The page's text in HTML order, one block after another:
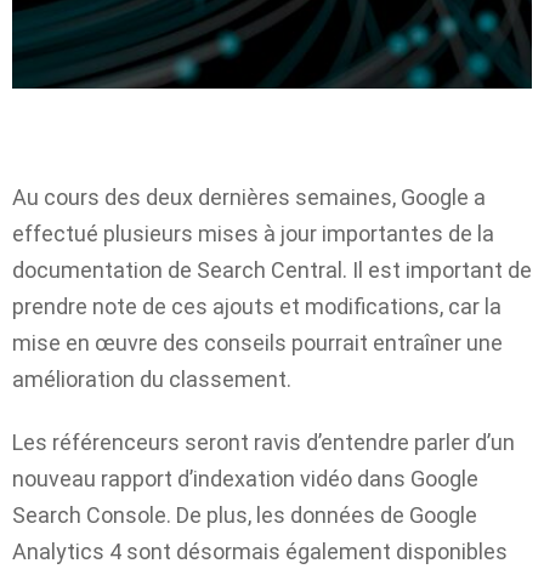
Au cours des deux dernières semaines, Google a
effectué plusieurs mises à jour importantes de la
documentation de Search Central. Il est important de
prendre note de ces ajouts et modifications, car la
mise en œuvre des conseils pourrait entraîner une
amélioration du classement.
Les référenceurs seront ravis d’entendre parler d’un
nouveau rapport d’indexation vidéo dans Google
Search Console. De plus, les données de Google
Analytics 4 sont désormais également disponibles